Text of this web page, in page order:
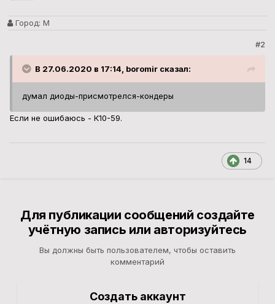
Город: М
#2
В 27.06.2020 в 17:14, boromir сказал:
думал диоды-присмотрелся-кондеры
Если не ошибаюсь - К10-59.
14
Для публикации сообщений создайте
учётную запись или авторизуйтесь
Вы должны быть пользователем, чтобы оставить
комментарий
Создать аккаунт